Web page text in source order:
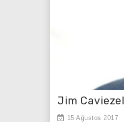
Jim Caviezel
15 Ağustos 2017